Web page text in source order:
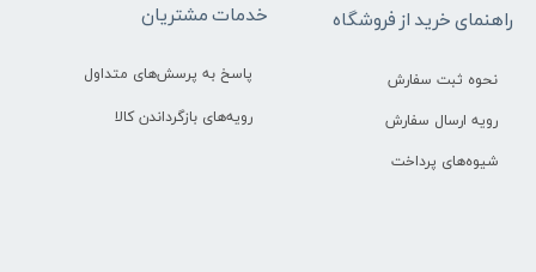
راهنمای خرید از فروشگاه
نحوه ثبت سفارش
رویه ارسال سفارش
شیوه‌های پرداخت
خدمات مشتریان
پاسخ به پرسش‌های متداول
رویه‌های بازگرداندن کالا